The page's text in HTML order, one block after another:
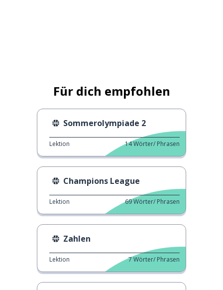
Für dich empfohlen
Sommerolympiade 2
Lektion 14Wörter/ Phrasen
Champions League
Lektion 69Wörter/ Phrasen
Zahlen
Lektion 7Wörter/ Phrasen